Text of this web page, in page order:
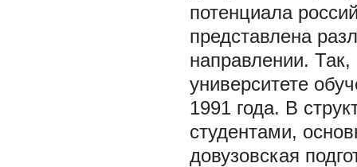
потенциала
представлена
направлении.
университете
1991 года. В
студентами,
довузовская